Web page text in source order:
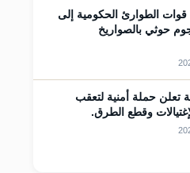
قوات الطوارئ الحكومية إلى
حوثي بالصواريخ
تعلن حملة أمنية لتعقب
وقطع الطرق.